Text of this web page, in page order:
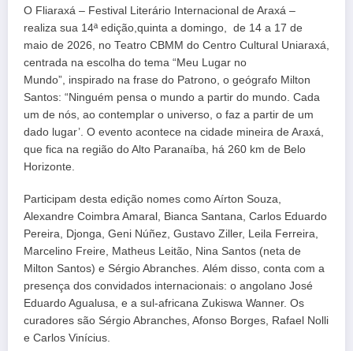
O Fliaraxá – Festival Literário Internacional de Araxá –
realiza sua 14ª edição,quinta a domingo, de 14 a 17 de
maio de 2026, no Teatro CBMM do Centro Cultural Uniaraxá,
centrada na escolha do tema “Meu Lugar no
Mundo”, inspirado na frase do Patrono, o geógrafo Milton
Santos: “Ninguém pensa o mundo a partir do mundo. Cada
um de nós, ao contemplar o universo, o faz a partir de um
dado lugar’. O evento acontece na cidade mineira de Araxá,
que fica na região do Alto Paranaíba, há 260 km de Belo
Horizonte.
Participam desta edição nomes como Aírton Souza,
Alexandre Coimbra Amaral, Bianca Santana, Carlos Eduardo
Pereira, Djonga, Geni Núñez, Gustavo Ziller, Leila Ferreira,
Marcelino Freire, Matheus Leitão, Nina Santos (neta de
Milton Santos) e Sérgio Abranches. Além disso, conta com a
presença dos convidados internacionais: o angolano José
Eduardo Agualusa, e a sul-africana Zukiswa Wanner. Os
curadores são Sérgio Abranches, Afonso Borges, Rafael Nolli
e Carlos Vinícius.